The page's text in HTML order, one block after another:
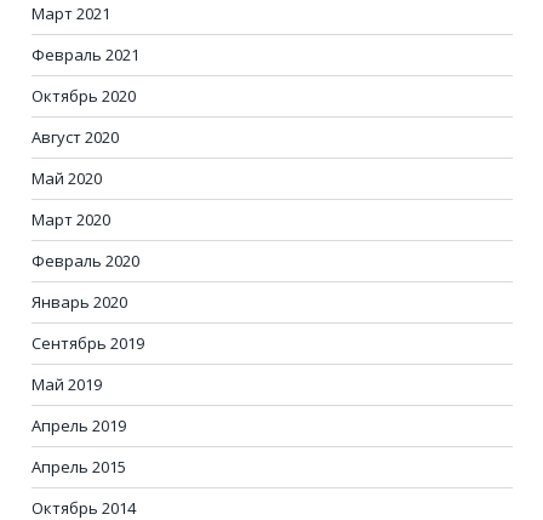
Март 2021
Февраль 2021
Октябрь 2020
Август 2020
Май 2020
Март 2020
Февраль 2020
Январь 2020
Сентябрь 2019
Май 2019
Апрель 2019
Апрель 2015
Октябрь 2014